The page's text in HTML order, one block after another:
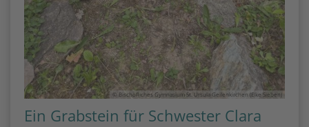
© Bischöfliches Gymnasium St. Ursula Geilenkirchen (Elke Sieben)
Ein Grabstein für Schwester Clara